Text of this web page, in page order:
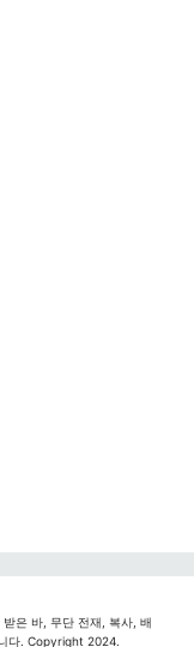
은 바, 무단 전재, 복사, 배
다. Copyright 2024.